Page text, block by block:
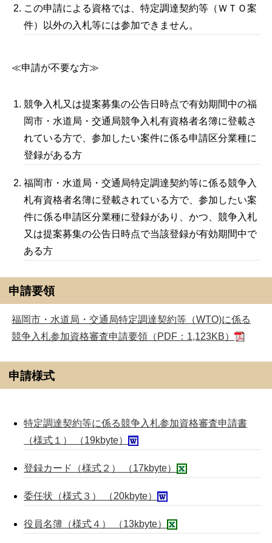
この申請による資格では、特定調達契約等（ＷＴＯ案
件）以外の入札等には参加できません。
≪申請が不要な方≫
競争入札又は提案募集の公告日時点で有効期間中の福
岡市・水道局・交通局競争入札有資格者名簿に登載さ
れている方で、参加したい案件に係る申請区分業種に
登録がある方
福岡市・水道局・交通局特定調達契約等に係る競争入
札有資格者名簿に登載されている方で、参加したい案
件に係る申請区分業種に登録があり、かつ、競争入札
又は提案募集の公告日時点で当該登録が有効期間中で
ある方
申請要領
福岡市・水道局・交通局特定調達契約等（WTO)に係る
競争入札参加資格審査申請要領（PDF：1,123KB）
申請様式
特定調達契約等に係る競争入札参加資格審査申請書
（様式１） （19kbyte）
登録カード（様式２） （17kbyte）
委任状（様式３） （20kbyte）
役員名簿（様式４） （13kbyte）